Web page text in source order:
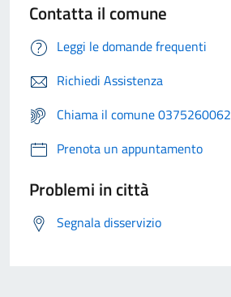
Contatta il comune
Leggi le domande frequenti
Richiedi Assistenza
Chiama il comune 0375260062
Prenota un appuntamento
Problemi in città
Segnala disservizio